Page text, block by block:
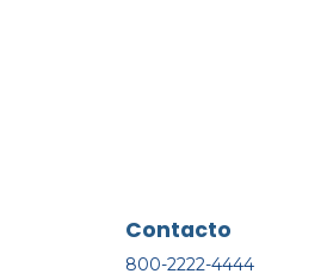
Contacto
800-2222-4444